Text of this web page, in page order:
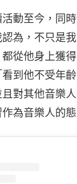
活動至今，同
為，不只是
從他身上獲得
到他不受年
對其他音樂
為音樂人的態